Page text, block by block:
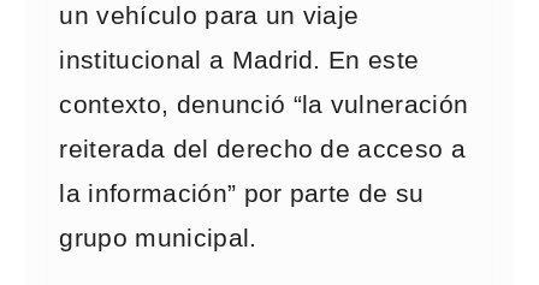
un vehículo para un viaje
institucional a Madrid. En este
contexto, denunció “la vulneración
reiterada del derecho de acceso a
la información” por parte de su
grupo municipal.